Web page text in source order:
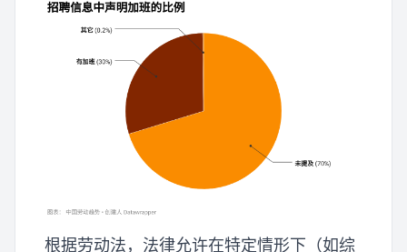
根据劳动法，法律允许在特定情形下（如综